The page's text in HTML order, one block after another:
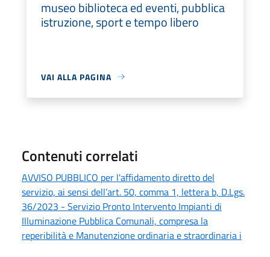
museo biblioteca ed eventi, pubblica
istruzione, sport e tempo libero
VAI ALLA PAGINA
Contenuti correlati
AVVISO PUBBLICO per l'affidamento diretto del
servizio, ai sensi dell’art. 50, comma 1, lettera b, D.Lgs.
36/2023 - Servizio Pronto Intervento Impianti di
Illuminazione Pubblica Comunali, compresa la
reperibilità e Manutenzione ordinaria e straordinaria i